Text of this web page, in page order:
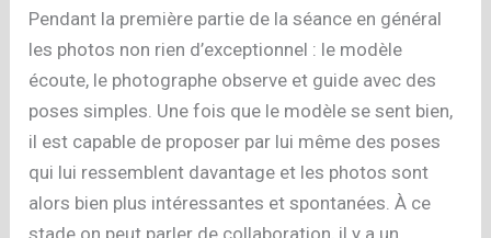
Pendant la première partie de la séance en général
les photos non rien d’exceptionnel : le modèle
écoute, le photographe observe et guide avec des
poses simples. Une fois que le modèle se sent bien,
il est capable de proposer par lui même des poses
qui lui ressemblent davantage et les photos sont
alors bien plus intéressantes et spontanées. À ce
stade on peut parler de collaboration, il y a un